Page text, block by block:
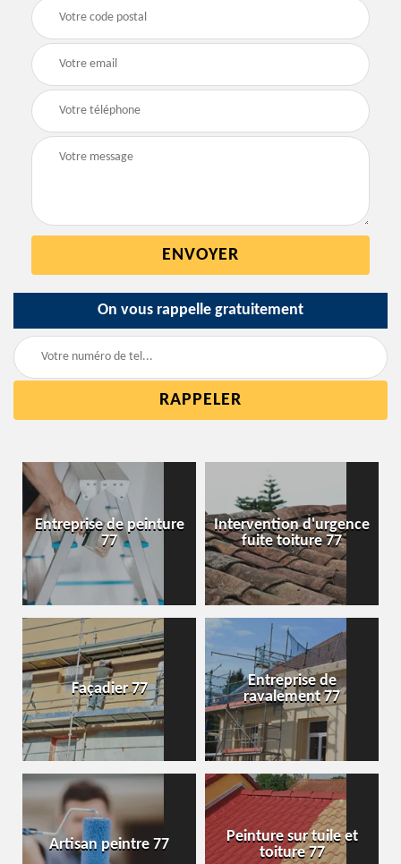
On vous rappelle gratuitement
Entreprise de peinture
77
Intervention d'urgence
fuite toiture 77
Façadier 77
Entreprise de
ravalement 77
Artisan peintre 77
Peinture sur tuile et
toiture 77